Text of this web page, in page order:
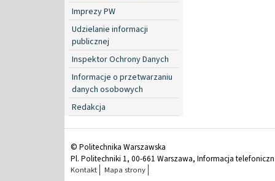
Imprezy PW
Udzielanie informacji
publicznej
Inspektor Ochrony Danych
Informacje o przetwarzaniu
danych osobowych
Redakcja
© Politechnika Warszawska
Pl. Politechniki 1, 00-661 Warszawa, Informacja
Kontakt Mapa strony